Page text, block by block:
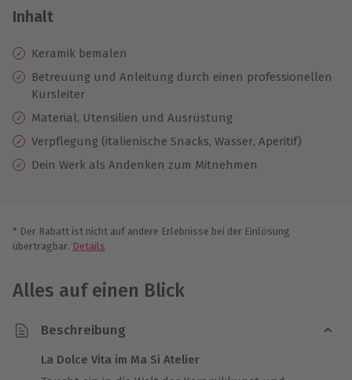
Inhalt
Keramik bemalen
Betreuung und Anleitung durch einen professionellen
Kursleiter
Material, Utensilien und Ausrüstung
Verpflegung (italienische Snacks, Wasser, Aperitif)
Dein Werk als Andenken zum Mitnehmen
* Der Rabatt ist nicht auf andere Erlebnisse bei der Einlösung
übertragbar. Details
Alles auf einen Blick
Beschreibung
La Dolce Vita im Ma Si Atelier